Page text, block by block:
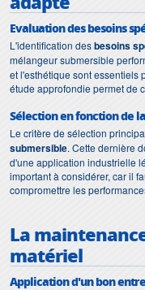
Evaluation des besoins
L'identification desbesoins
mélangeur submersible
et l'esthétique sont essentiels
étude approfondie permet de
Sélection en fonction de
Le critère de sélection
submersible. Cette dernière
d'une application industrielle
important à considérer, car il
compromettre les
La
matériel
Application d'un bon